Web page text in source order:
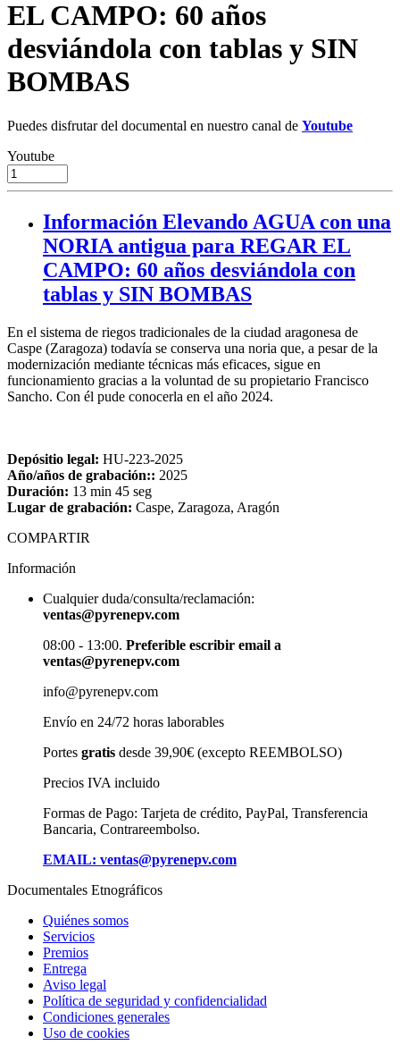
EL CAMPO: 60 años
desviándola con tablas y SIN
BOMBAS
Puedes disfrutar del documental en nuestro canal de Youtube
Youtube
Información Elevando AGUA con una
NORIA antigua para REGAR EL
CAMPO: 60 años desviándola con
tablas y SIN BOMBAS
En el sistema de riegos tradicionales de la ciudad aragonesa de
Caspe (Zaragoza) todavía se conserva una noria que, a pesar de la
modernización mediante técnicas más eficaces, sigue en
funcionamiento gracias a la voluntad de su propietario Francisco
Sancho. Con él pude conocerla en el año 2024.
Depósitio legal: HU-223-2025
Año/años de grabación:: 2025
Duración: 13 min 45 seg
Lugar de grabación: Caspe, Zaragoza, Aragón
COMPARTIR
Información
Cualquier duda/consulta/reclamación:
ventas@pyrenepv.com
08:00 - 13:00. Preferible escribir email a
ventas@pyrenepv.com
info@pyrenepv.com
Envío en 24/72 horas laborables
Portes gratis desde 39,90€ (excepto REEMBOLSO)
Precios IVA incluido
Formas de Pago: Tarjeta de crédito, PayPal, Transferencia
Bancaria, Contrareembolso.
EMAIL: ventas@pyrenepv.com
Documentales Etnográficos
Quiénes somos
Servicios
Premios
Entrega
Aviso legal
Política de seguridad y confidencialidad
Condiciones generales
Uso de cookies